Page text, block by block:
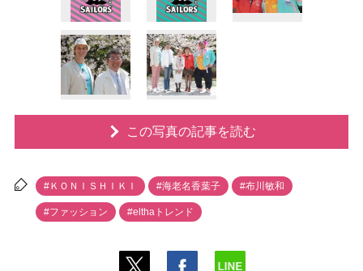
この写真の記事を読む
#ＫＯＮＩＳＨＩＫＩ #海老名香葉子 #布川敏和
#ファッション #elthaトレンド